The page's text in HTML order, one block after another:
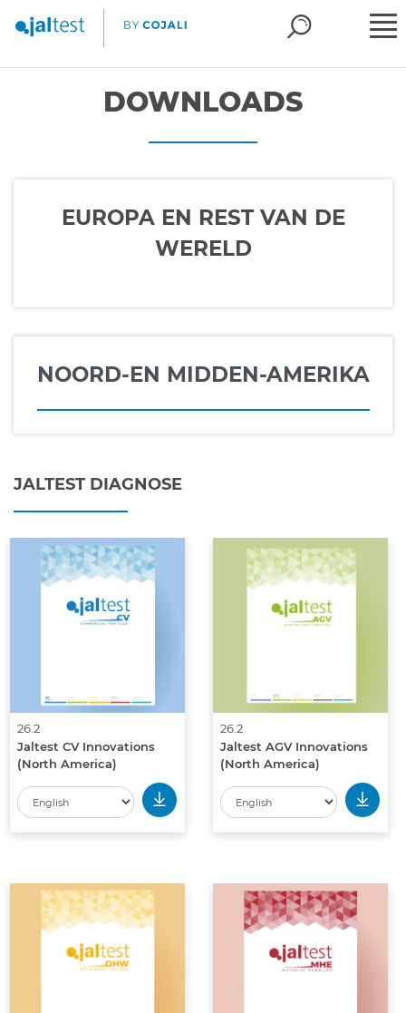
DOWNLOADS
EUROPA EN REST VAN DE
WERELD
NOORD-EN MIDDEN-AMERIKA
JALTEST DIAGNOSE
26.2
Jaltest CV Innovations
(North America)
26.2
Jaltest AGV Innovations
(North America)